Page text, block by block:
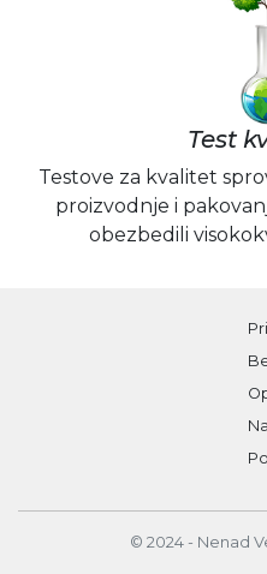
Test
Testove za kvalitet
proizvodnje i
obezbedili
© 2024 - Nenad